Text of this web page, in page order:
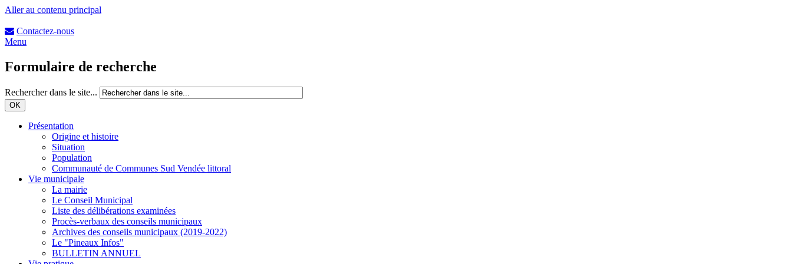
Aller au contenu principal
Contactez-nous
Menu
Formulaire de recherche
Rechercher dans le site...
Présentation
Origine et histoire
Situation
Population
Communauté de Communes Sud Vendée littoral
Vie municipale
La mairie
Le Conseil Municipal
Liste des délibérations examinées
Procès-verbaux des conseils municipaux
Archives des conseils municipaux (2019-2022)
Le "Pineaux Infos"
BULLETIN ANNUEL